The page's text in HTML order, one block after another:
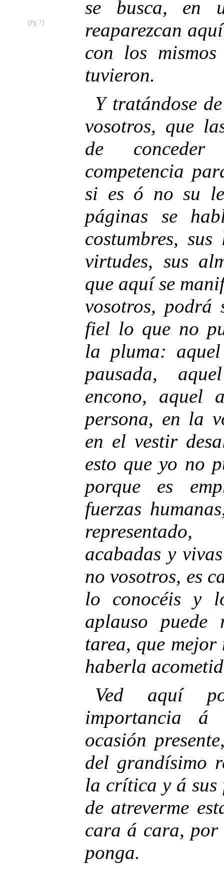
se busca, en
reaparezcan
[Pg 7]
con los
tuvieron.
Y tratándose
vosotros, que
de
competencia
si es ó no su
páginas se
costumbres,
virtudes, sus
que aquí se
vosotros,
fiel lo que no
la pluma:
pausada,
encono, aquel
persona, en la
en el vestir
esto que yo no
porque es
fuerzas
representado,
acabadas y
no vosotros, es
lo conocéis y
aplauso
tarea, que mejor
haberla
Ved aquí
importancia
ocasión
del grandísimo
la crítica y á sus
de atreverme
cara á cara, por
ponga.